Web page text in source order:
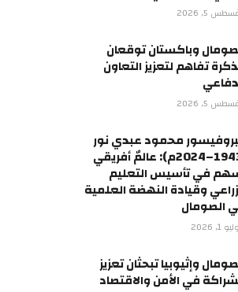
5, 2026
وباكستان توقعان
تفاهم لتعزيز التعاون
5, 2026
محمود عبدي نور
(1943–2024م): عالمٌ أفريقي
في تأسيس التعليم
وقيادة النهضة العلمية
الصومال
1, 2026
وإثيوبيا تبحثان تعزيز
في الأمن والاقتصاد